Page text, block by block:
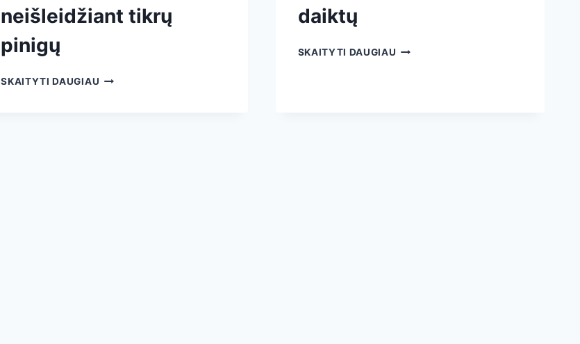
neišleidžiant tikrų
pinigų
SKAITYTI DAUGIAU
daiktų
SKAITYTI DAUGIAU